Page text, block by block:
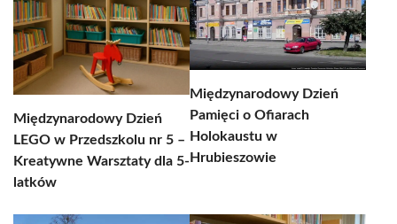
Międzynarodowy Dzień
LEGO w Przedszkolu nr 5 –
Kreatywne Warsztaty dla 5-
latków
Międzynarodowy Dzień
Pamięci o Ofiarach
Holokaustu w
Hrubieszowie